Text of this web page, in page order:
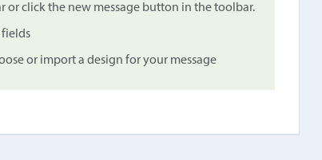
or click the new message button in the toolbar.
fields
or import a design for your message